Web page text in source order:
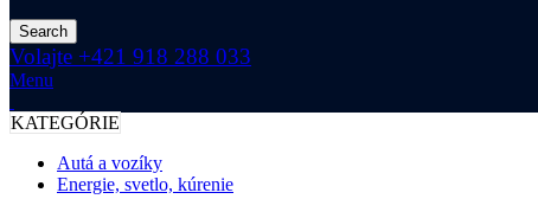
Search
Volajte +421 918 288 033
Menu
KATEGÓRIE
Autá a vozíky
Energie, svetlo, kúrenie